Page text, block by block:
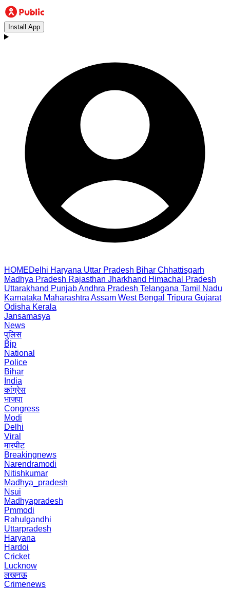
Install App
HOMEDelhi Haryana Uttar Pradesh Bihar Chhattisgarh
Madhya Pradesh Rajasthan Jharkhand Himachal Pradesh
Uttarakhand PunjabAndhra Pradesh Telangana Tamil Nadu
Karnataka Maharashtra Assam West Bengal Tripura Gujarat
Odisha Kerala
Jansamasya
News
पुलिस
Bjp
National
Police
Bihar
India
कांग्रेस
भाजपा
Congress
Modi
Delhi
Viral
मारपीट
Breakingnews
Narendramodi
Nitishkumar
Madhya_pradesh
Nsui
Madhyapradesh
Pmmodi
Rahulgandhi
Uttarpradesh
Haryana
Hardoi
Cricket
Lucknow
लखनऊ
Crimenews